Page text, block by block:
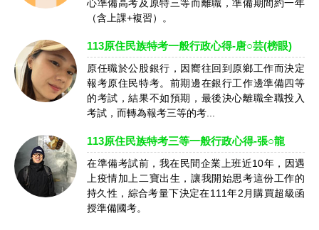
心準備高考及原特三等而離職，準備期間約一年
（含上課+複習）。
113原住民族特考一般行政心得-唐○芸(榜眼)
原任職於公股銀行，因嚮往回到原鄉工作而決定
報考原住民特考。前期邊在銀行工作邊準備四等
的考試，結果不如預期，最後決心離職全職投入
考試，而轉為報考三等的考...
113原住民族特考三等一般行政心得-張○龍
在準備考試前，我在民間企業上班近10年，因遇
上疫情加上二寶出生，讓我開始思考這份工作的
持久性，綜合考量下決定在111年2月購買超級函
授準備國考。